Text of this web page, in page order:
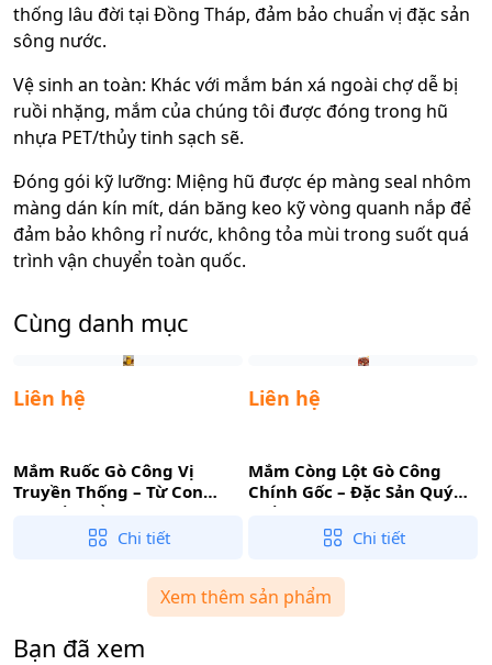
thống lâu đời tại Đồng Tháp, đảm bảo chuẩn vị đặc sản
sông nước.
Vệ sinh an toàn: Khác với mắm bán xá ngoài chợ dễ bị
ruồi nhặng, mắm của chúng tôi được đóng trong hũ
nhựa PET/thủy tinh sạch sẽ.
Đóng gói kỹ lưỡng: Miệng hũ được ép màng seal nhôm
màng dán kín mít, dán băng keo kỹ vòng quanh nắp để
đảm bảo không rỉ nước, không tỏa mùi trong suốt quá
trình vận chuyển toàn quốc.
Cùng danh mục
Liên hệ
Mắm Ruốc Gò Công Vị
Truyền Thống – Từ Con
Khuyết Biển Tươi, Ngọt
Hậu Đậm Đà, Thơm Dịu
Chi tiết
Liên hệ
Mắm Còng Lột Gò Công
Chính Gốc – Đặc Sản Quý
Hiếm, Vị Chua Ngọt Cay
Nồng Bất BạiChi tiết
Xem thêm sản phẩm
Bạn đã xem